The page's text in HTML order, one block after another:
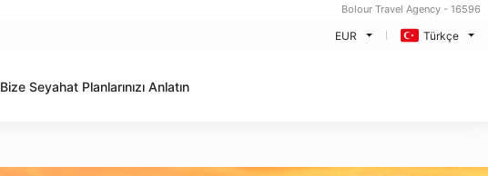
Bolour Travel Agency - 16596
EUR Türkçe
Bize Seyahat Planlarınızı Anlatın